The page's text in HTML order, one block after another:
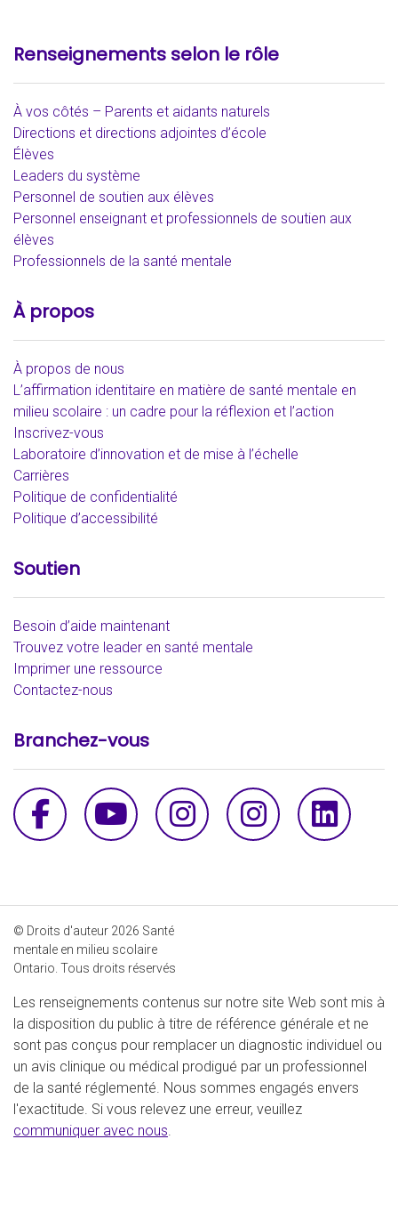
Renseignements selon le rôle
À vos côtés – Parents et aidants naturels
Directions et directions adjointes d’école
Élèves
Leaders du système
Personnel de soutien aux élèves
Personnel enseignant et professionnels de soutien aux
élèves
Professionnels de la santé mentale
À propos
À propos de nous
L’affirmation identitaire en matière de santé mentale en
milieu scolaire : un cadre pour la réflexion et l’action
Inscrivez-vous
Laboratoire d’innovation et de mise à l’échelle
Carrières
Politique de confidentialité
Politique d’accessibilité
Soutien
Besoin d’aide maintenant
Trouvez votre leader en santé mentale
Imprimer une ressource
Contactez-nous
Branchez-vous
FacebookYouTubeInstagram -
© Droits d'auteur 2026 Santé
mentale en milieu scolaire
Ontario. Tous droits réservés
Les renseignements contenus sur notre site Web sont mis à
la disposition du public à titre de référence générale et ne
sont pas conçus pour remplacer un diagnostic individuel ou
un avis clinique ou médical prodigué par un professionnel
de la santé réglementé. Nous sommes engagés envers
l'exactitude. Si vous relevez une erreur, veuillez
communiquer avec nous.